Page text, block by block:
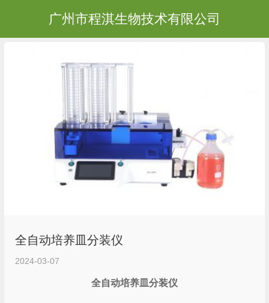
广州市程淇生物技术有限公司
全自动培养皿分装仪
2024-03-07
全自动培养皿分装仪